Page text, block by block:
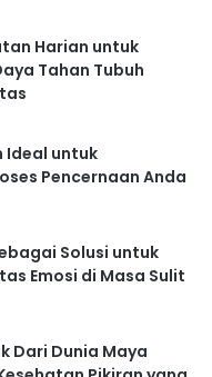
Harian untuk
Tahan Tubuh
Ideal untuk
Pencernaan Anda
Solusi untuk
Emosi di Masa Sulit
Dari Dunia Maya